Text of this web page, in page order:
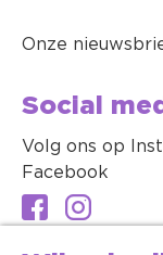
Onze
Social
Volg ons op
Facebook